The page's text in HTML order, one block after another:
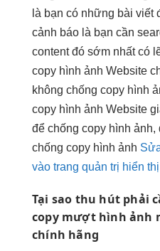
là bạn có những bài viết
cảnh báo là bạn cần
content đó sớm nhất có
copy hình ảnh Website
không chống copy hình
copy hình ảnh Website
để chống copy hình
chống copy hình ảnh
vào trang quản trị hiển
Tại sao thu hút phải
copy mượthình ảnh
chính hãng